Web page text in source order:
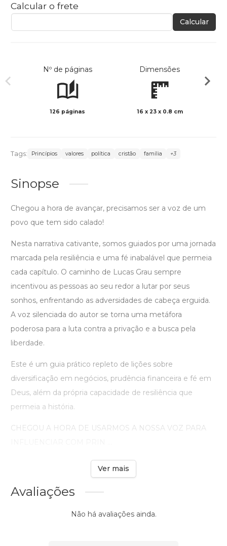
Calcular o frete
Calcular
Nº de páginas
126 páginas
Dimensões
16 x 23 x 0.8 cm
Tags: Princípios valores política cristão família +3
Sinopse
Chegou a hora de avançar, precisamos ser a voz de um
povo que tem sido calado!
Nesta narrativa cativante, somos guiados por uma jornada
marcada pela resiliência e uma fé inabalável que permeia
cada capítulo. O caminho de Lucas Grau sempre
incentivou as pessoas ao seu redor a lutar por seus
sonhos, enfrentando as adversidades de cabeça erguida.
A voz silenciada do autor se torna uma metáfora
poderosa para a luta contra a privação e a busca pela
liberdade.
Este é um guia prático repleto de lições sobre
diversificação em negócios, prudência financeira e fé em
Deus, além da própria capacidade de resiliência que
permeia a história.
CHEGOU A HORA DE USARMOS A NOSSA VOZ PARA
Ver mais
Avaliações
Não há avaliações ainda.